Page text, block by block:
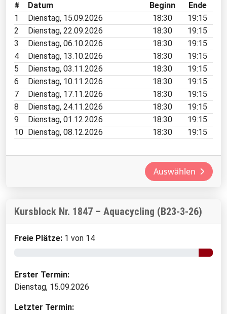
#
Datum Beginn
Ende
1
Dienstag, 15.09.2026 18:30
19:15
2
Dienstag, 22.09.2026 18:30
19:15
3
Dienstag, 06.10.2026 18:30
19:15
4
Dienstag, 13.10.2026 18:30
19:15
5
Dienstag, 03.11.2026 18:30
19:15
6
Dienstag, 10.11.2026 18:30
19:15
7
Dienstag, 17.11.2026 18:30
19:15
8
Dienstag, 24.11.2026 18:30
19:15
9
Dienstag, 01.12.2026 18:30
19:15
10 Dienstag, 08.12.2026 18:30 19:15
Auswählen
Kursblock Nr. 1847 – Aquacycling (B23-3-26)
Freie Plätze: 1 von 14
Erster Termin:
Dienstag, 15.09.2026
Letzter Termin: